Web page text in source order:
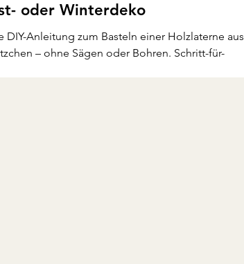
oder Winterdeko
DIY-Anleitung zum Basteln einer Holzlaterne aus
– ohne Sägen oder Bohren. Schritt-für-